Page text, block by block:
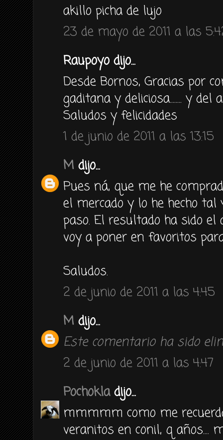
akillo picha de lujo
23 de mayo de 2011 a las
Raupoyo dijo...
Desde Bornos, Gracias por
gaditana y deliciosa........ y
Saludos y felicidades
1 de junio de 2011 a las 13:15
M dijo...
Pues ná, que me he
el mercado y lo he hecho tal
paso. El resultado ha sido
voy a poner en favoritos
Saludos.
2 de junio de 2011 a las 4:45
M dijo...
Este comentario ha sido
2 de junio de 2011 a las 4:47
Pochokladijo...
mmmmm como me
veranitos en conil, q años....